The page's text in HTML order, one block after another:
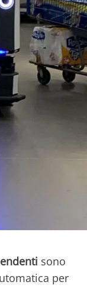
sono
per